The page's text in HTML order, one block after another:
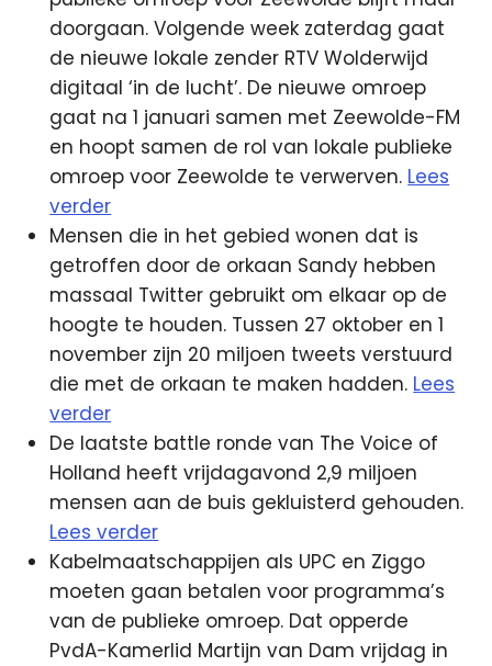
doorgaan. Volgende week zaterdag gaat
de nieuwe lokale zender RTV Wolderwijd
digitaal ‘in de lucht’. De nieuwe omroep
gaat na 1 januari samen met Zeewolde-FM
en hoopt samen de rol van lokale publieke
omroep voor Zeewolde te verwerven. Lees
verder
Mensen die in het gebied wonen dat is
getroffen door de orkaan Sandy hebben
massaal Twitter gebruikt om elkaar op de
hoogte te houden. Tussen 27 oktober en 1
november zijn 20 miljoen tweets verstuurd
die met de orkaan te maken hadden. Lees
verder
De laatste battle ronde van The Voice of
Holland heeft vrijdagavond 2,9 miljoen
mensen aan de buis gekluisterd gehouden.
Lees verder
Kabelmaatschappijen als UPC en Ziggo
moeten gaan betalen voor programma’s
van de publieke omroep. Dat opperde
PvdA-Kamerlid Martijn van Dam vrijdag in